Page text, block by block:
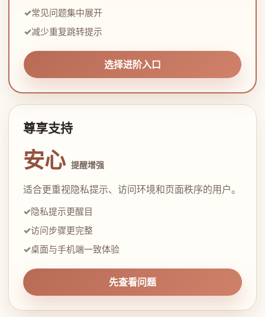
常见问题集中展开
减少重复跳转提示
选择进阶入口
尊享支持
安心 提醒增强
适合更重视隐私提示、访问环境和页面秩序的用户。
隐私提示更醒目
访问步骤更完整
桌面与手机端一致体验
先查看问题